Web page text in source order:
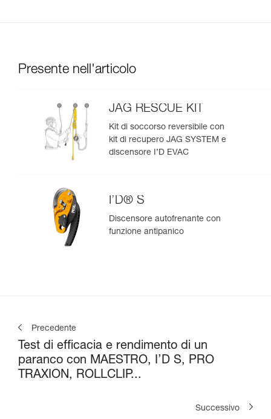
Presente nell'articolo
JAG RESCUE KIT
Kit di soccorso reversibile con
kit di recupero JAG SYSTEM e
discensore I’D EVAC
I’D® S
Discensore autofrenante con
funzione antipanico
Precedente
Test di efficacia e rendimento di un
paranco con MAESTRO, I’D S, PRO
TRAXION, ROLLCLIP...
Successivo